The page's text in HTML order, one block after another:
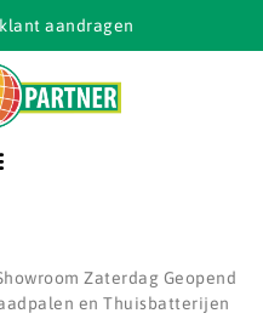
aandragen
Zaterdag Geopend
en Thuisbatterijen